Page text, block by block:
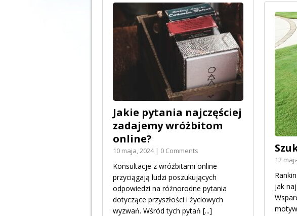
12
jak
Jakie pytania najczęściej
zadajemy wróżbitom
online?
10 maja, 2024 | 0 Comments
Konsultacje z wróżbitami online
przyciągają ludzi poszukujących
odpowiedzi na różnorodne pytania
dotyczące przyszłości i życiowych
wyzwań. Wśród tych pytań [...]